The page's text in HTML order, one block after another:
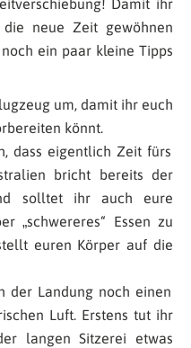
Damit ihr
neue Zeit gewöhnen
ein paar kleine Tipps
um, damit ihr euch
könnt.
dass eigentlich Zeit fürs
bricht bereits der
solltet ihr auch eure
„schwereres“ Essen zu
euren Körper auf die
der Landung noch einen
Luft. Erstens tut ihr
langen Sitzerei etwas